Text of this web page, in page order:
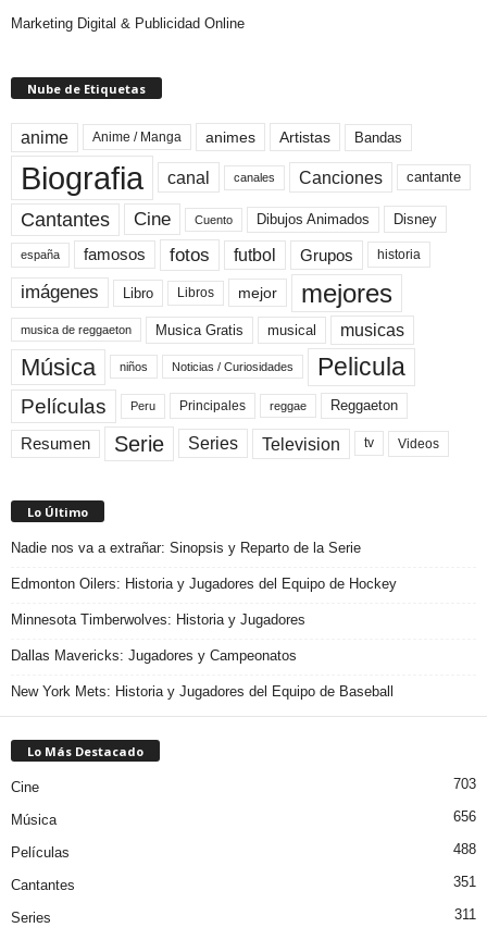
Marketing Digital & Publicidad Online
Nube de Etiquetas
anime Anime / Manga animes Artistas Bandas
Biografia canal canales Canciones cantante
Cantantes Cine Cuento Dibujos Animados Disney
españa famosos fotos futbol Grupos historia
imágenes Libro Libros mejor mejores
musica de reggaeton Musica Gratis musical musicas
Música niños Noticias / Curiosidades Pelicula
Películas Peru Principales reggae Reggaeton
Resumen Serie Series Television tv Videos
Lo Último
Nadie nos va a extrañar: Sinopsis y Reparto de la Serie
Edmonton Oilers: Historia y Jugadores del Equipo de Hockey
Minnesota Timberwolves: Historia y Jugadores
Dallas Mavericks: Jugadores y Campeonatos
New York Mets: Historia y Jugadores del Equipo de Baseball
Lo Más Destacado
Cine 703
Música 656
Películas 488
Cantantes 351
Series
311